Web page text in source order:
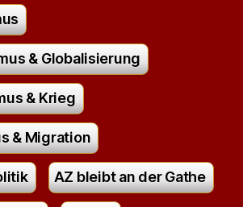
& Globalisierung
& Krieg
& Migration
AZ bleibt an der Gathe